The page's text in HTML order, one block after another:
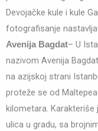
Devojačke kule i kule
fotografisanje
Avenija Bagdat– U
nazivom Avenija
na azijskoj strani
proteže se od
kilometara.
ulica u gradu, sa